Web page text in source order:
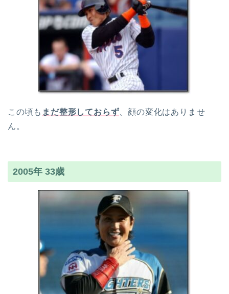
この頃も まだ整形しておらず 、顔の変化はありませ
ん。
2005年 33歳